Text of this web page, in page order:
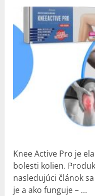
Knee Active Pro je
bolesti kolien.
nasledujúci článok
je a ako funguje – …